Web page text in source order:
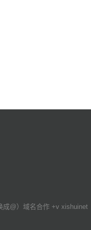
成@）域名合作 +v xishuinet